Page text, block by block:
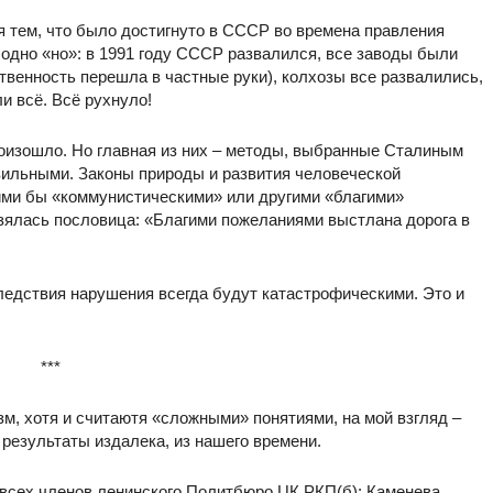
тем, что было достигнуто в СССР во времена правления
«но»: в 1991 году СССР развалился, все заводы были
перешла в частные руки), колхозы все развалились,
всё. Всё рухнуло!
Но главная из них – методы, выбранные Сталиным
Законы природы и развития человеческой
бы «коммунистическими» или другими «благими»
пословица: «Благими пожеланиями выстлана дорога в
нарушения всегда будут катастрофическими. Это и
***
хотя и считаютя «сложными» понятиями, на мой взгляд –
издалека, из нашего времени.